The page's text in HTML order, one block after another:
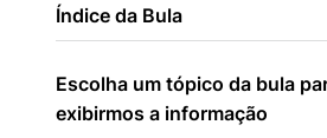
Índice da Bula
Escolha um tópico da bula
exibirmos a informação